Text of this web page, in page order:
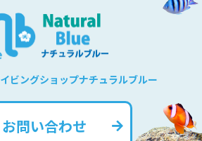
ビングショップナチュラルブルー
お問い合わせ